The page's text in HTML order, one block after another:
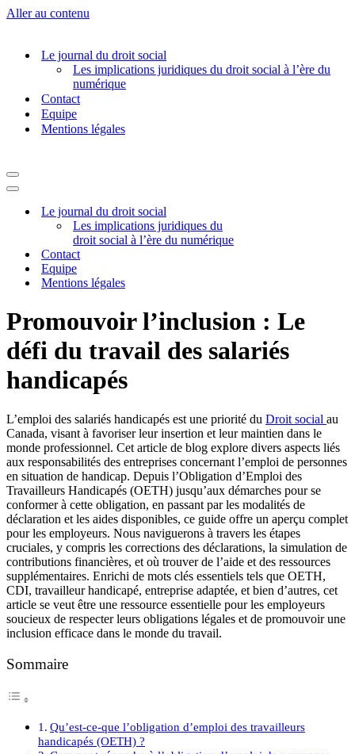
Aller au contenu
Le journal du droit social
Les implications juridiques du droit social à l’ère du
numérique
Contact
Equipe
Mentions légales
Menu
de
Menu
navigationLe journal du droit social
Les implications juridiques du
droit social à l’ère du numérique
Contact
Equipe
Mentions légales
Promouvoir l’inclusion : Le
défi du travail des salariés
handicapés
L’emploi des salariés handicapés est une priorité du Droit social au
Canada, visant à favoriser leur insertion et leur maintien dans le
monde professionnel. Cet article de blog explore divers aspects liés
aux responsabilités des entreprises concernant l’emploi de personnes
en situation de handicap. Depuis l’Obligation d’Emploi des
Travailleurs Handicapés (OETH) jusqu’aux démarches pour se
conformer à cette obligation, en passant par les modalités de
déclaration et les aides disponibles, ce guide offre un aperçu complet
pour les employeurs. Nous naviguerons à travers les étapes
cruciales, y compris les corrections des déclarations, la simulation de
contributions financières, et où trouver de l’aide et des ressources
supplémentaires. Enrichi de mots clés essentiels tels que OETH,
CDI, travailleur handicapé, entreprise adaptée, et bien d’autres, cet
article se veut être une ressource essentielle pour les employeurs
soucieux de respecter leurs obligations légales et de promouvoir une
inclusion efficace dans le monde du travail.
Sommaire
Qu’est-ce-que l’obligation d’emploi des travailleurs
handicapés (OETH) ?